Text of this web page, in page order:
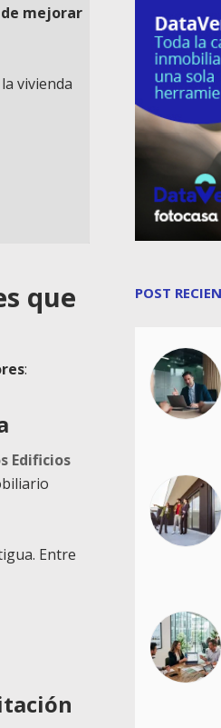
mejorar
vivienda
que
:
Edificios
Entre
POST